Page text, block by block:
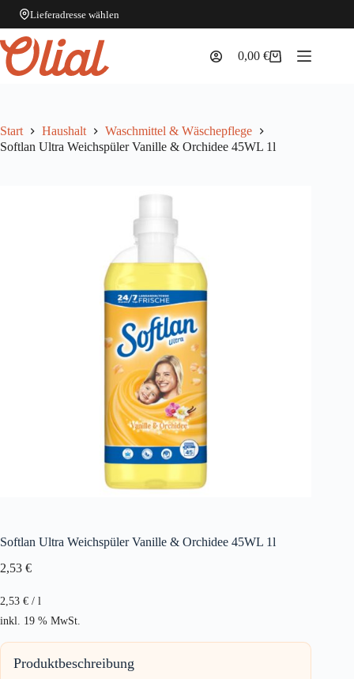
Lieferadresse wählen
Zum
Inhalt
springen
Warenkorb
0,00€
Start Haushalt
Waschmittel & Wäschepflege
Softlan Ultra Weichspüler Vanille & Orchidee 45WL 1l
Softlan Ultra Weichspüler Vanille & Orchidee 45WL 1l
2,53 €
2,53 € / l
inkl. 19 % MwSt.
Produktbeschreibung